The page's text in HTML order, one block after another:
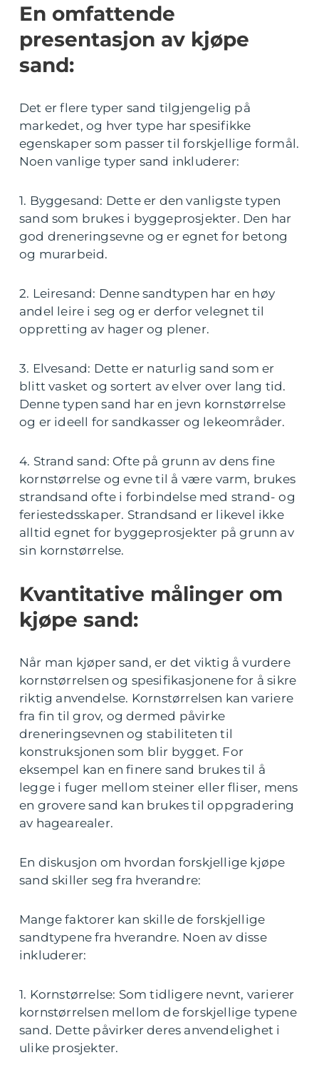
En omfattende
presentasjon av kjøpe
sand:
Det er flere typer sand tilgjengelig på
markedet, og hver type har spesifikke
egenskaper som passer til forskjellige formål.
Noen vanlige typer sand inkluderer:
1. Byggesand: Dette er den vanligste typen
sand som brukes i byggeprosjekter. Den har
god dreneringsevne og er egnet for betong
og murarbeid.
2. Leiresand: Denne sandtypen har en høy
andel leire i seg og er derfor velegnet til
oppretting av hager og plener.
3. Elvesand: Dette er naturlig sand som er
blitt vasket og sortert av elver over lang tid.
Denne typen sand har en jevn kornstørrelse
og er ideell for sandkasser og lekeområder.
4. Strand sand: Ofte på grunn av dens fine
kornstørrelse og evne til å være varm, brukes
strandsand ofte i forbindelse med strand- og
feriestedsskaper. Strandsand er likevel ikke
alltid egnet for byggeprosjekter på grunn av
sin kornstørrelse.
Kvantitative målinger om
kjøpe sand:
Når man kjøper sand, er det viktig å vurdere
kornstørrelsen og spesifikasjonene for å sikre
riktig anvendelse. Kornstørrelsen kan variere
fra fin til grov, og dermed påvirke
dreneringsevnen og stabiliteten til
konstruksjonen som blir bygget. For
eksempel kan en finere sand brukes til å
legge i fuger mellom steiner eller fliser, mens
en grovere sand kan brukes til oppgradering
av hagearealer.
En diskusjon om hvordan forskjellige kjøpe
sand skiller seg fra hverandre:
Mange faktorer kan skille de forskjellige
sandtypene fra hverandre. Noen av disse
inkluderer:
1. Kornstørrelse: Som tidligere nevnt, varierer
kornstørrelsen mellom de forskjellige typene
sand. Dette påvirker deres anvendelighet i
ulike prosjekter.